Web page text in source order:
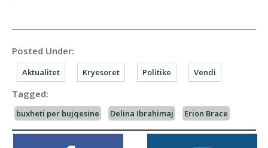
Posted Under:
Aktualitet Kryesoret Politike Vendi
Tagged:
buxheti per bujqesine Delina Ibrahimaj Erion Brace